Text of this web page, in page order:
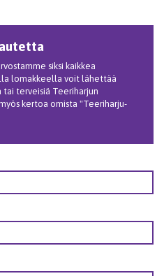
siksi kaikkea
lomakkeella voit lähettää
terveisiä Teeriharjun
kertoa omista "Teeriharju-